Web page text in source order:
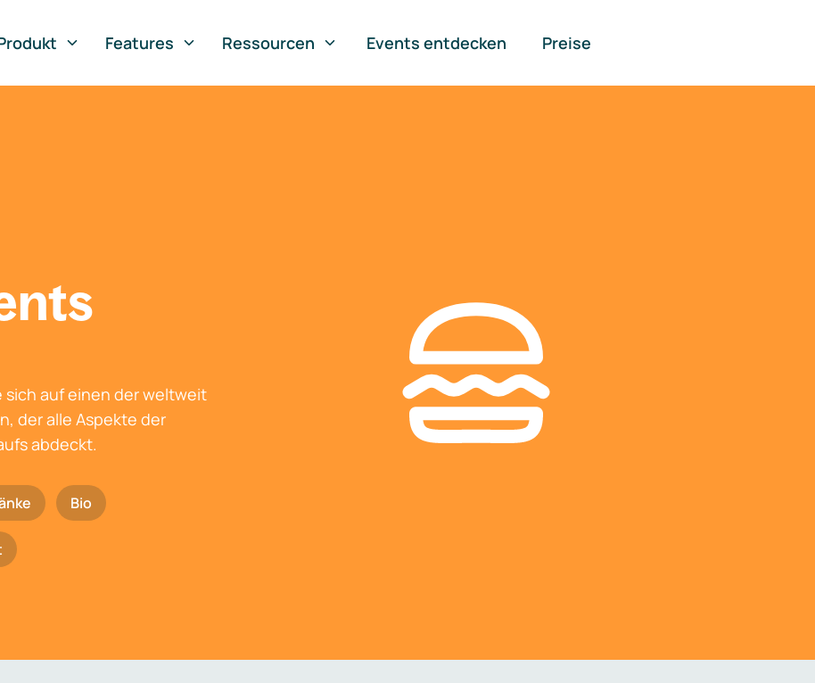
Features Ressourcen Events entdecken Preise
sich auf einen der weltweit
der alle Aspekte der
abdeckt.
Bio